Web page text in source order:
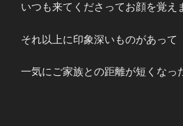
いつも来てくださってお顔を覚え
それ以上に印象深いものがあって
一気にご家族との距離が短くなっ